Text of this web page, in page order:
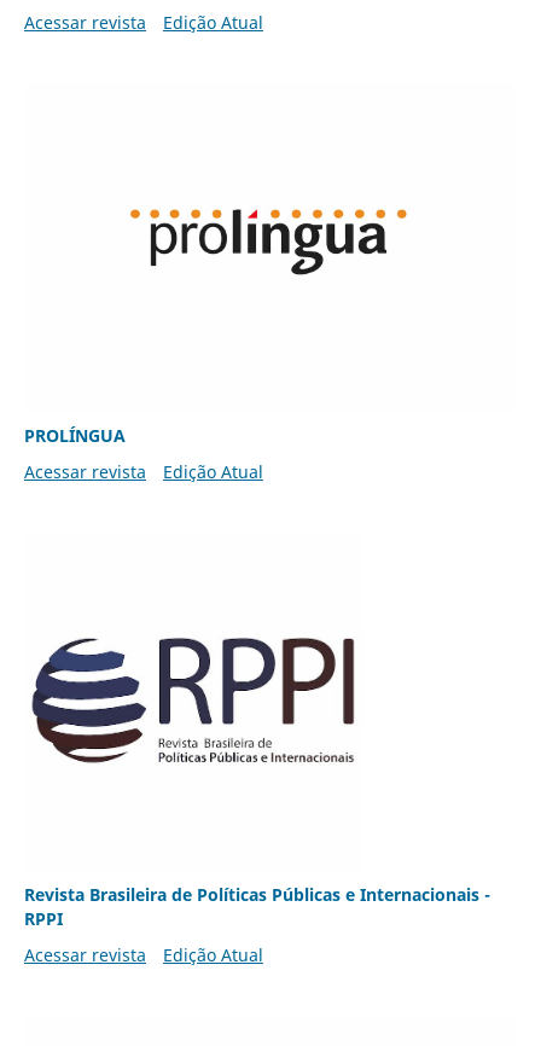
Acessar revista
Edição Atual
PROLÍNGUA
Acessar revista
Edição Atual
Revista Brasileira de Políticas Públicas e Internacionais -
RPPI
Acessar revista
Edição Atual